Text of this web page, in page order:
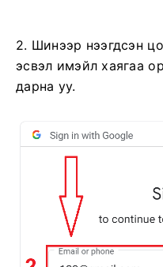
2. Шинээр нээгдсэн
эсвэл имэйл хаягаа
дарна уу.